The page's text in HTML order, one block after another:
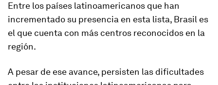
Entre los países latinoamericanos que han
incrementado su presencia en esta lista, Brasil es
el que cuenta con más centros reconocidos en la
región.
A pesar de ese avance, persisten las dificultades